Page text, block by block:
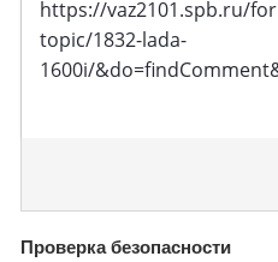
https://vaz2101.spb.ru/
topic/1832-lada-
1600i/
Проверка безопасности